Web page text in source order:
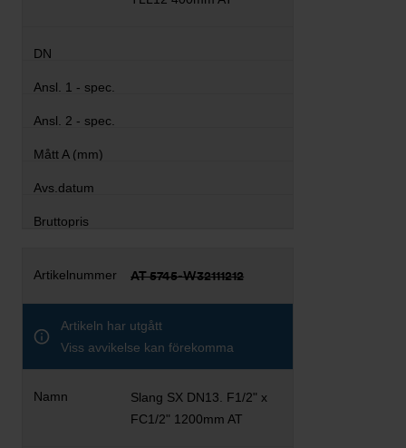
AT 5745-W32111212
Artikeln har utgått
Viss avvikelse kan förekomma
Slang SX DN13. F1/2" x
FC1/2" 1200mm AT